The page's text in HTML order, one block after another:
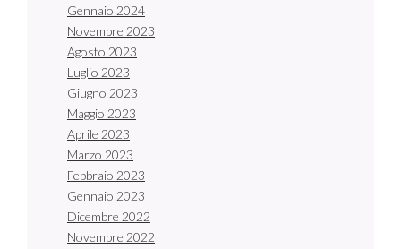
Gennaio 2024
Novembre 2023
Agosto 2023
Luglio 2023
Giugno 2023
Maggio 2023
Aprile 2023
Marzo 2023
Febbraio 2023
Gennaio 2023
Dicembre 2022
Novembre 2022